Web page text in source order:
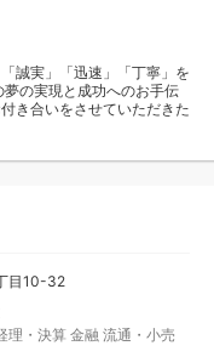
誠実」「迅速」「丁寧」を
の実現と成功へのお手伝
き合いをさせていただきた
目10-32
理・決算 金融 流通・小売